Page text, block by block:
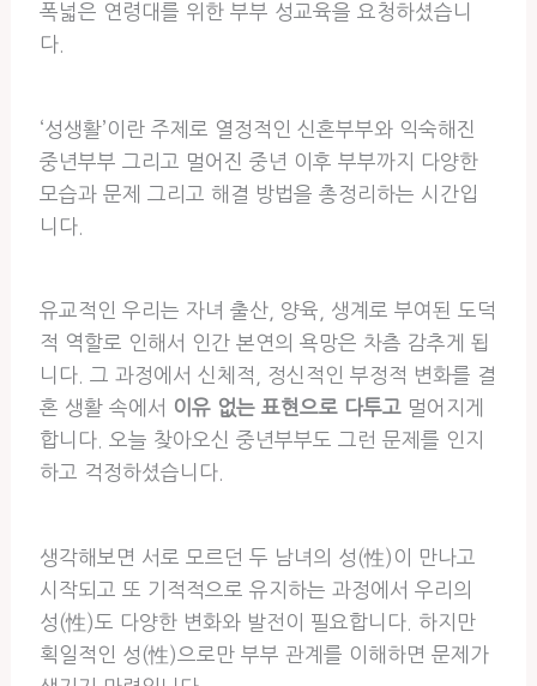
폭넓은 연령대를 위한 부부 성교육을 요청하셨습니
다.
‘성생활’이란 주제로 열정적인 신혼부부와 익숙해진
중년부부 그리고 멀어진 중년 이후 부부까지 다양한
모습과 문제 그리고 해결 방법을 총정리하는 시간입
니다.
유교적인 우리는 자녀 출산, 양육, 생계로 부여된 도덕
적 역할로 인해서 인간 본연의 욕망은 차츰 감추게 됩
니다. 그 과정에서 신체적, 정신적인 부정적 변화를 결
혼 생활 속에서 이유 없는 표현으로 다투고 멀어지게
합니다. 오늘 찾아오신 중년부부도 그런 문제를 인지
하고 걱정하셨습니다.
생각해보면 서로 모르던 두 남녀의 성(性)이 만나고
시작되고 또 기적적으로 유지하는 과정에서 우리의
성(性)도 다양한 변화와 발전이 필요합니다. 하지만
획일적인 성(性)으로만 부부 관계를 이해하면 문제가